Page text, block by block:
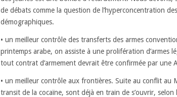
de débats comme la question de l’hyperconcentration
démographiques.
• un meilleur contrôle des transferts des armes
printemps arabe, on assiste à une prolifération d’armes
tout contrat d’armement devrait être confirmée par une
• un meilleur contrôle aux frontières. Suite au conflit au
transit de la cocaïne, sont déjà en train de s’ouvrir,